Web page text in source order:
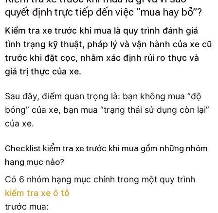
quyết định trực tiếp đến việc “mua hay bỏ”?
Kiểm tra xe trước khi mua là quy trình đánh giá
tình trạng kỹ thuật, pháp lý và vận hành của xe cũ
trước khi đặt cọc, nhằm xác định rủi ro thực và
giá trị thực của xe.
Sau đây, điểm quan trọng là: bạn không mua “độ
bóng” của xe, bạn mua “trạng thái sử dụng còn lại”
của xe.
Checklist kiểm tra xe trước khi mua gồm những nhóm
hạng mục nào?
Có 6 nhóm hạng mục chính trong một quy trình
kiểm tra xe ô tô
trước mua: